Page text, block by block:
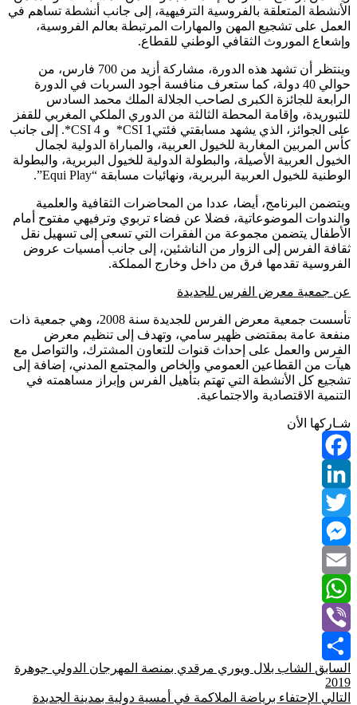
الأنشطة المتعلقة بالفروسية الترفيهية، إلى جانب أنشطة تساهم في
العمل على تشجيع المهن والمهارات المرتبطة بعالم الفروسية،
وإشعاع الموروث الثقافي الوطني للقطاع.
وينتظر أن تشهد هذه الدورة، مشاركة أزيد من 700 فارس، من
حوالي 40 دولة، كما ستعرف منافسة أجود السربات في الدورة
الرابعة للجائزة الكبرى لصاحب الجلالة الملك محمد السادس
للتبوريدة، وإقامة المحطة الثالثة من الدوري الملكي المغربي للقفز
على الجوائز، الذي يشهد مسابقتي فئتيCSI 1* و CSI 4*. إلى جانب
كأس المربين المغاربة للخيول العربية، والمباراة الدولية لجمال
الخيول العربية الأصيلة، والبطولة الدولية للخيول البربرية، والبطولة
الوطنية للخيول العربية البربرية، ونهائيات مسابقة “Equi Play”.
ويتضمن البرنامج، أيضا، عددا من المحاضرات الثقافية والعلمية
والندوات الموضوعاتية، فضلا عن فضاء تربوي وترفيهي مفتوح أمام
الأطفال يتضمن مجموعة من الفقرات التي تسعى إلى تسهيل نقل
ثقافة الفرس إلى الزوار من الناشئين، إلى جانب أمسيات عروض
الفروسية تقدمها فرق من داخل وخارج المملكة.
عن جمعية معرض الفرس للجديدة
تأسست جمعية معرض الفرس للجديدة سنة 2008، وهي جمعية ذات
منفعة عامة بمقتضى ظهير سامي، وتهدف إلى تنظيم معرض
الفرس والعمل على إحداث قنوات للتعاون المشترك، والتواصل مع
هيآت من القطاعين العمومي والخاص والمجتمع المدني، إضافة إلى
تشجيع كل الأنشطة التي تهتم بتأهيل الفرس وإبراز مساهمته في
التنمية الاقتصادية والاجتماعية.
شـاركها الأن
Facebook
LinkedIn
Twitter
Messenger
Email
WhatsApp
Viber
Share
السابق الشاب بلال ويوري مرقدي بمنصة المهرجان الدولي جوهرة
2019
التالي الإحتفاء برياضة الملاكمة في أمسية دولية بمدينة الجديدة